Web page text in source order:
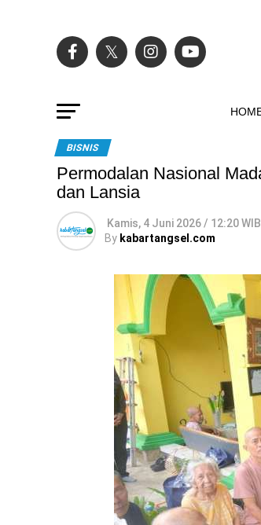
BISNIS
Permodalan Nasional
dan Lansia
Kamis, 4 Juni 2026 / 12:20 WIB
By kabartangsel.com